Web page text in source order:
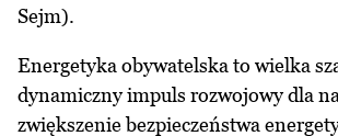
Sejm).
Energetyka obywatelska to wielka
dynamiczny impuls rozwojowy dla
zwiększenie bezpieczeństwa